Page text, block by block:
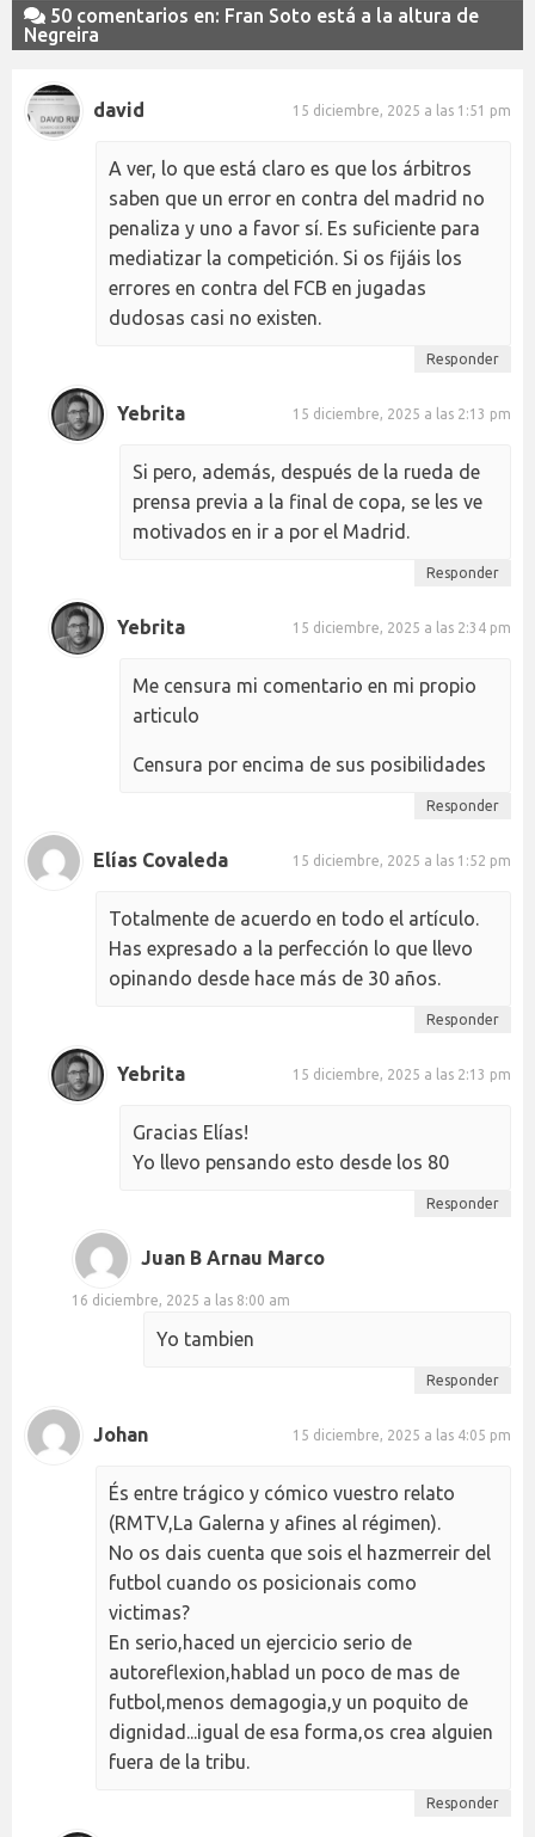
50 comentarios en: Fran Soto está a la altura de
Negreira
david 15 diciembre, 2025 a las 1:51 pm
A ver, lo que está claro es que los árbitros
saben que un error en contra del madrid no
penaliza y uno a favor sí. Es suficiente para
mediatizar la competición. Si os fijáis los
errores en contra del FCB en jugadas
dudosas casi no existen.
Responder
Yebrita 15 diciembre, 2025 a las 2:13 pm
Si pero, además, después de la rueda de
prensa previa a la final de copa, se les ve
motivados en ir a por el Madrid.
Responder
Yebrita 15 diciembre, 2025 a las 2:34 pm
Me censura mi comentario en mi propio
articulo
Censura por encima de sus posibilidades
Responder
Elías Covaleda 15 diciembre, 2025 a las 1:52 pm
Totalmente de acuerdo en todo el artículo.
Has expresado a la perfección lo que llevo
opinando desde hace más de 30 años.
Responder
Yebrita 15 diciembre, 2025 a las 2:13 pm
Gracias Elías!
Yo llevo pensando esto desde los 80
Responder
Juan B Arnau Marco
16 diciembre, 2025 a las 8:00 am
Yo tambien
Responder
Johan 15 diciembre, 2025 a las 4:05 pm
És entre trágico y cómico vuestro relato
(RMTV,La Galerna y afines al régimen).
No os dais cuenta que sois el hazmerreir del
futbol cuando os posicionais como
victimas?
En serio,haced un ejercicio serio de
autoreflexion,hablad un poco de mas de
futbol,menos demagogia,y un poquito de
dignidad...igual de esa forma,os crea alguien
fuera de la tribu.
Responder